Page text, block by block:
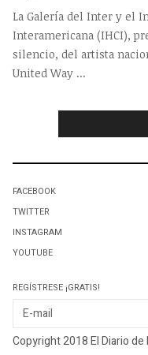
La Galería del Inter y el
Interamericana (IHCI),
silencio, del artista
United Way ...
FACEBOOK
TWITTER
INSTAGRAM
YOUTUBE
REGÍSTRESE ¡GRATIS!
Copyright 2018 El Diario de